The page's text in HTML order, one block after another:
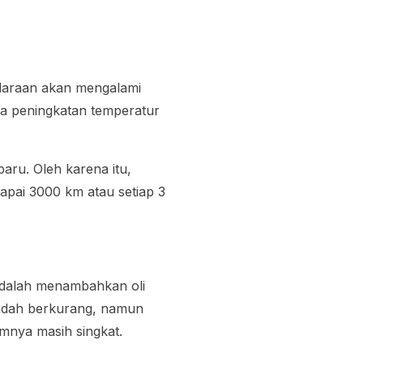
akan mengalami
peningkatan temperatur
Oleh karena itu,
3000 km atau setiap 3
menambahkan oli
berkurang, namun
masih singkat.